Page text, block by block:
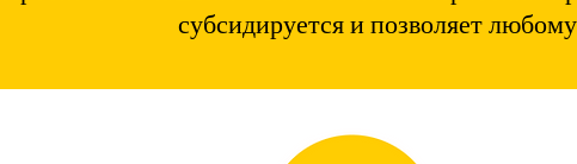
субсидируется и позволяет